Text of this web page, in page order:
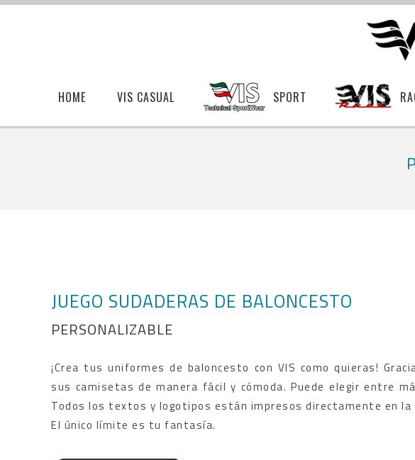
HOME VIS CASUAL SPORT
JUEGO SUDADERAS DE BALONCESTO
PERSONALIZABLE
¡Crea tus uniformes de baloncesto con VIS como quieras!
sus camisetas de manera fácil y cómoda. Puede elegir entre
Todos los textos y logotipos están impresos directamente en la
El único límite es tu fantasía.